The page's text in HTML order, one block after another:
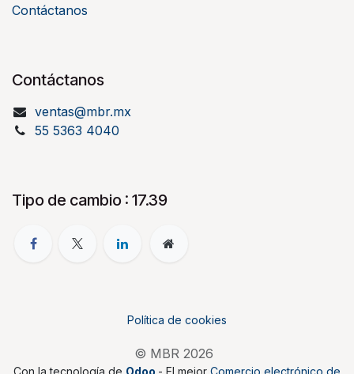
Contáctanos
Contáctanos
ventas@mbr.mx
55 5363 4040
Tipo de cambio : 17.39
Política de cookies
© MBR 2026
Con la tecnología de Odoo - El mejor Comercio electrónico de